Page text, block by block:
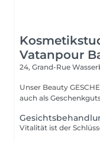
Vatanpour
24, Grand-Rue
Unser Beauty
auch als